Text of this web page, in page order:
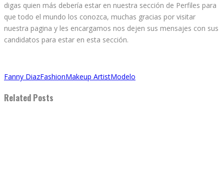
digas quien más debería estar en nuestra sección de Perfiles para
que todo el mundo los conozca, muchas gracias por visitar
nuestra pagina y les encargamos nos dejen sus mensajes con sus
candidatos para estar en esta sección.
Fanny DiazFashionMakeup ArtistModelo
Related Posts